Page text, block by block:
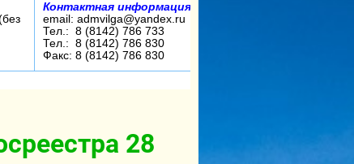
Контактная информация:
email: admvilga@yandex.ru
Тел.: 8 (8142) 786 733
Тел.: 8 (8142) 786 830
Факс: 8 (8142) 786 830
28